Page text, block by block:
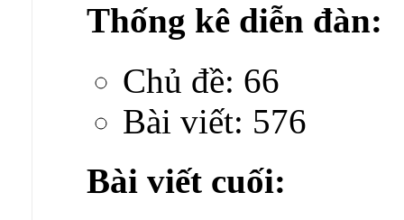
Thống kê diễn đàn:
Chủ đề: 66
Bài viết: 576
Bài viết cuối: